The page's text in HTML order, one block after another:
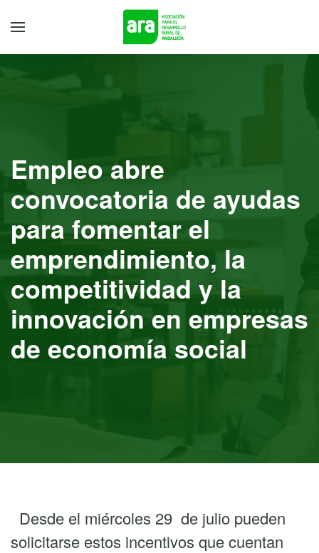
Empleo abre
convocatoria de ayudas
para fomentar el
emprendimiento, la
competitividad y la
innovación en empresas
de economía social
Desde el miércoles 29 de julio pueden
solicitarse estos incentivos que cuentan